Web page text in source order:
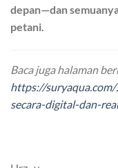
depan—dan
petani.
Baca juga halaman
https://
secara-digital-dan-